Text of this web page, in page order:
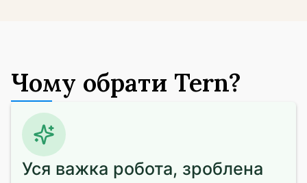
Чому обрати Tern?
Уся важка робота, зроблена